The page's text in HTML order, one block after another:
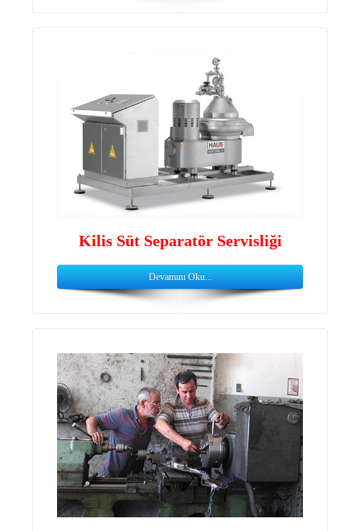
Kilis Süt Separatör Servisliği
Devamını Oku...